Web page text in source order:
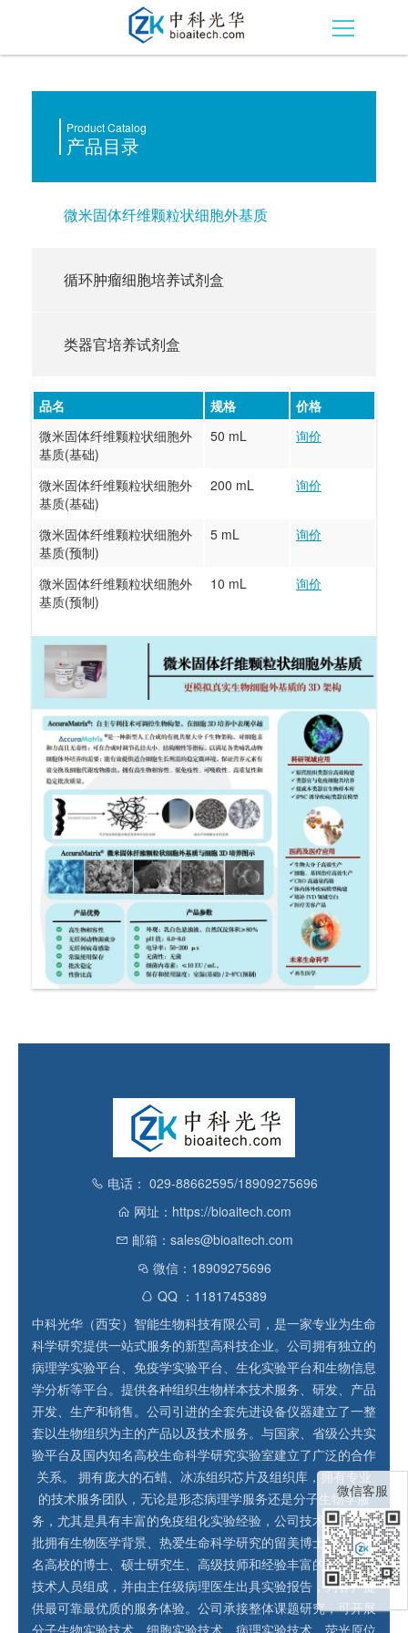
Product Catalog
产品目录
微米固体纤维颗粒状细胞外基质
循环肿瘤细胞培养试剂盒
类器官培养试剂盒
品名 规格
价格
微米固体纤维颗粒状细胞外
基质(基础)
50 mL 询价
微米固体纤维颗粒状细胞外
基质(基础)
200 mL 询价
微米固体纤维颗粒状细胞外
基质(预制)
5 mL 询价
微米固体纤维颗粒状细胞外
基质(预制)
10 mL 询价
电话： 029-88662595/18909275696
网址：https://bioaitech.com
邮箱：sales@bioaitech.com
微信：18909275696
QQ ：1181745389
中科光华（西安）智能生物科技有限公司，是一家专业为生命
科学研究提供一站式服务的新型高科技企业。公司拥有独立的
病理学实验平台、免疫学实验平台、生化实验平台和生物信息
学分析等平台。提供各种组织生物样本技术服务、研发、产品
开发、生产和销售。公司引进的全套先进设备仪器建立了一整
套以生物组织为主的产品以及技术服务。与国家、省级公共实
验平台及国内知名高校生命科学研究实验室建立了广泛的合作
关系。 拥有庞大的石蜡、冰冻组织芯片及组织库，拥有专业
的技术服务团队，无论是形态病理学服务还是分子生物学服
务，尤其是具有丰富的免疫组化实验经验，公司技术团队由一
批拥有生物医学背景、热爱生命科学研究的留美博士和国内知
名高校的博士、硕士研究生、高级技师和经验丰富的实验操作
技术人员组成，并由主任级病理医生出具实验报告，为客户提
供最可靠最优质的服务体验。公司承接整体课题研究，可开展
分子生物实验技术、细胞实验技术、病理实验技术、荧光原位
微信客服